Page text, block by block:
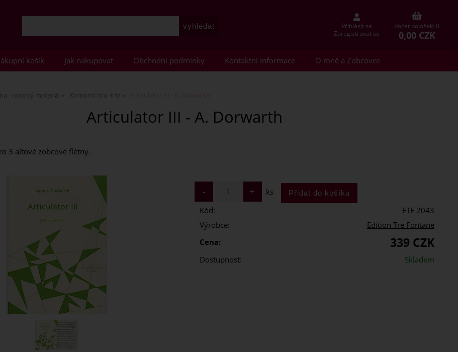
Přihlásit se
Zaregistrovat se
Počet položek: 0
0,00 CZK
košík Jak nakupovat Obchodní podmínky Kontaktní informace O mně a Zobcovce
- notový materiál Komorní hra -tria
Articulator III - A. Dorwarth
3 altové zobcové flétny.
ks
Kód:
ETF 2043
Výrobce:
Edition Tre Fontane
Cena:
339 CZK
Dostupnost: Skladem